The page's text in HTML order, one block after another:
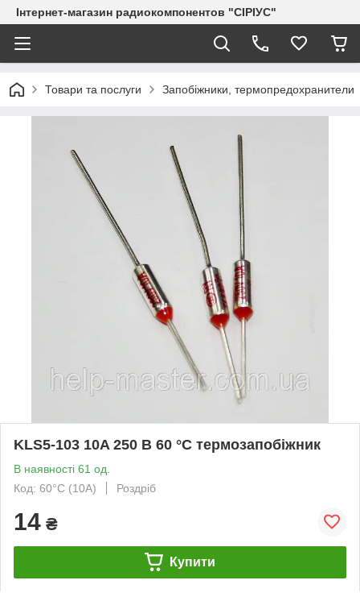
Інтернет-магазин радиокомпонентов "СІРІУС"
Товари та послуги Запобіжники, термопредохранители
KLS5-103 10A 250 В 60 °C термозапобіжник
В наявності 61 од.
Код: 60°C (10A)
Роздріб
14 ₴
Купити